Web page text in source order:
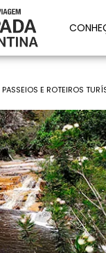
PASSEIOS E ROTEIROS